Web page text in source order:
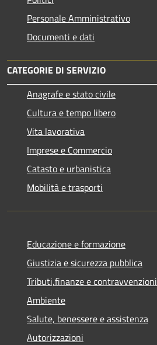
Personale Amministrativo
Documenti e dati
CATEGORIE DI SERVIZIO
Anagrafe e stato civile
Cultura e tempo libero
Vita lavorativa
Imprese e Commercio
Catasto e urbanistica
Mobilità e trasporti
Educazione e formazione
Giustizia e sicurezza pubblica
Tributi,finanze e contravvenzioni
Ambiente
Salute, benessere e assistenza
Autorizzazioni